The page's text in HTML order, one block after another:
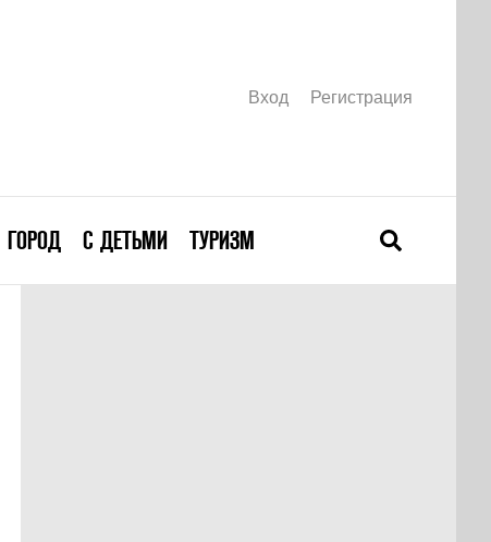
Вход Регистрация
ГОРОД С ДЕТЬМИ ТУРИЗМ